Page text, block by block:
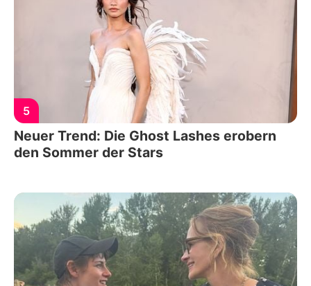
5
Neuer Trend: Die Ghost Lashes erobern
den Sommer der Stars